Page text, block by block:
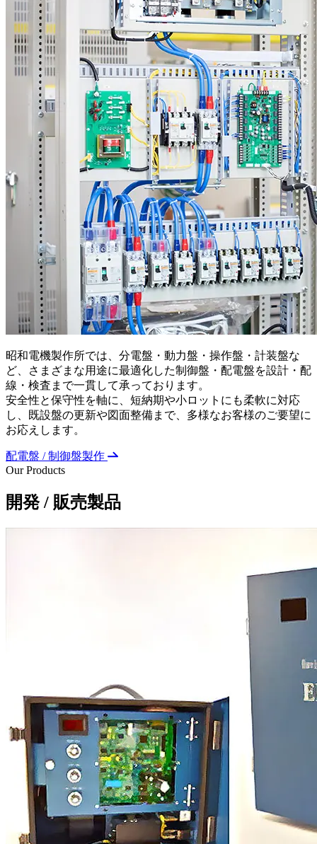
昭和電機製作所では、分電盤・動力盤・操作盤・計装盤な
ど、さまざまな用途に最適化した制御盤・配電盤を設計・配
線・検査まで一貫して承っております。
安全性と保守性を軸に、短納期や小ロットにも柔軟に対応
し、既設盤の更新や図面整備まで、多様なお客様のご要望に
お応えします。
配電盤 / 制御盤製作
Our Products
開発 / 販売製品